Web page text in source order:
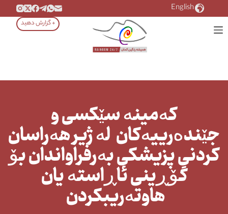
به
محتوا
English
+ گزارش دهید
کەمینە سێکسی و
جێندەرییەکان لە ژیر هەراسان
کردنی پزیشکی بەرفراواندان بۆ
گۆڕینی ئاڕاستە یان
هاوتەریبکردن